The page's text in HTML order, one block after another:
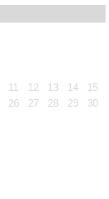
11 12 13 14
15
26 27 28 29
30